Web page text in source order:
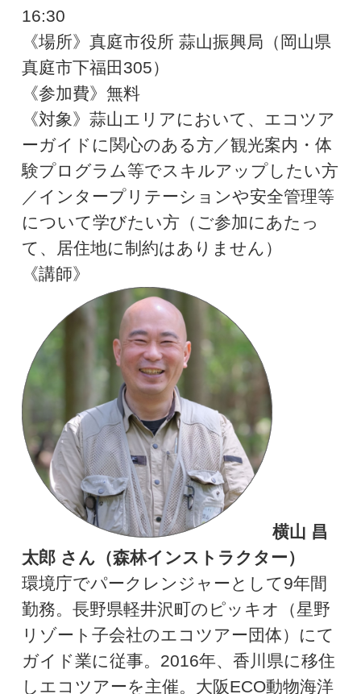
16:30
《場所》真庭市役所 蒜山振興局（岡山県
真庭市下福田305）
《参加費》無料
《対象》蒜山エリアにおいて、エコツア
ーガイドに関心のある方／観光案内・体
験プログラム等でスキルアップしたい方
／インタープリテーションや安全管理等
について学びたい方（ご参加にあたっ
て、居住地に制約はありません）
《講師》
横山 昌
太郎 さん（森林インストラクター）
環境庁でパークレンジャーとして9年間
勤務。長野県軽井沢町のピッキオ（星野
リゾート子会社のエコツアー団体）にて
ガイド業に従事。2016年、香川県に移住
しエコツアーを主催。大阪ECO動物海洋